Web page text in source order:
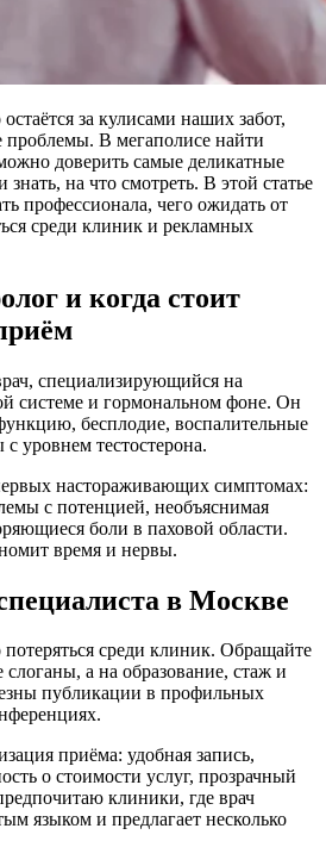
за кулисами наших забот,
проблемы. В мегаполисе найти
доверить самые деликатные
на что смотреть. В этой статье
профессионала, чего ожидать от
среди клиник и рекламных
и когда стоит
специализирующийся на
системе и гормональном фоне. Он
бесплодие, воспалительные
уровнем тестостерона.
настораживающих симптомах:
с потенцией, необъяснимая
боли в паховой области.
время и нервы.
в Москве
среди клиник. Обращайте
а на образование, стаж и
публикации в профильных
приёма: удобная запись,
о стоимости услуг, прозрачный
клиники, где врач
языком и предлагает несколько